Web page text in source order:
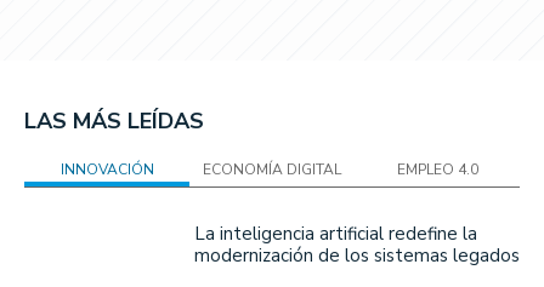
LAS MÁS LEÍDAS
INNOVACIÓN ECONOMÍA DIGITAL EMPLEO 4.0
La inteligencia artificial redefine la
modernización de los sistemas legados